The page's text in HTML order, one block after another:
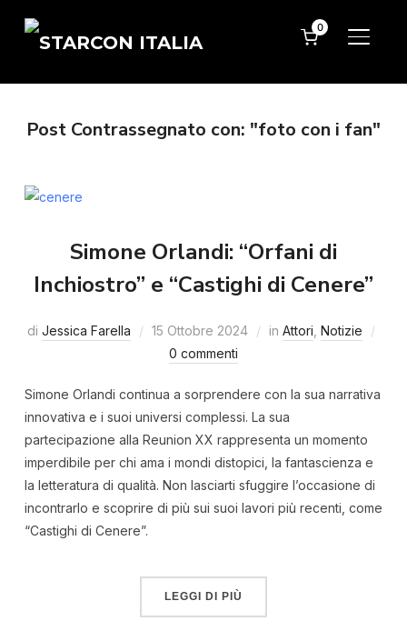
APRI/
0
Post Contrassegnato con: "foto con i fan"
Simone Orlandi: “Orfani di
Inchiostro” e “Castighi di Cenere”
di Jessica Farella 15 Ottobre 2024 in Attori Notizie
0 commenti
Simone Orlandi continua a sorprendere con la sua narrativa
innovativa e i suoi universi complessi. La sua
partecipazione alla Reunion XX rappresenta un momento
imperdibile per chi ama i mondi distopici, la fantascienza e
la letteratura di qualità. Non lasciarti sfuggire l’occasione di
incontrarlo e scoprire di più sui suoi lavori più recenti, come
“Castighi di Cenere”.
LEGGI DI PIÙ